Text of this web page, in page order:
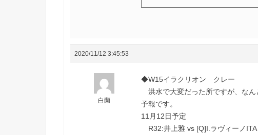
2020/11/12 3:45:53
白蘭
◆W15イラクリオン クレー
洪水で大変だった所ですが、なん
予報です。
11月12日予定
R32:井上雅 vs [Q]I.ラヴィーノITA